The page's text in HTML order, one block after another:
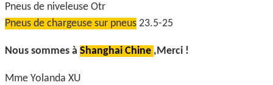
Pneus de niveleuse Otr
Pneus de chargeuse sur pneus 23.5-25
Nous sommes à Shanghai Chine ,Merci !
Mme Yolanda XU